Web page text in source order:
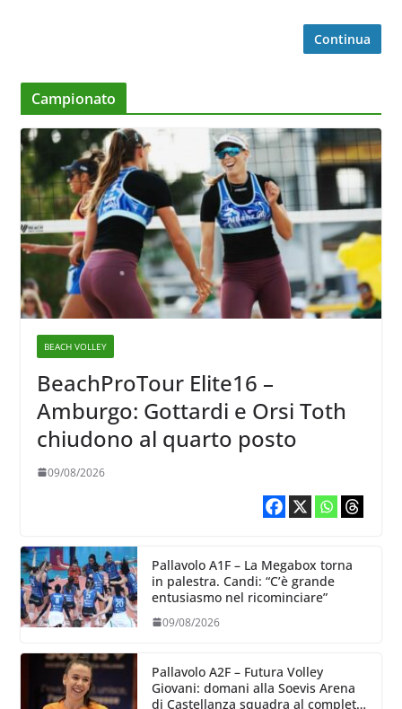
Continua
Campionato
BEACH VOLLEY
BeachProTour Elite16 –
Amburgo: Gottardi e Orsi Toth
chiudono al quarto posto
09/08/2026
Pallavolo A1F – La Megabox torna
in palestra. Candi: “C’è grande
entusiasmo nel ricominciare”
09/08/2026
Pallavolo A2F – Futura Volley
Giovani: domani alla Soevis Arena
di Castellanza squadra al completo